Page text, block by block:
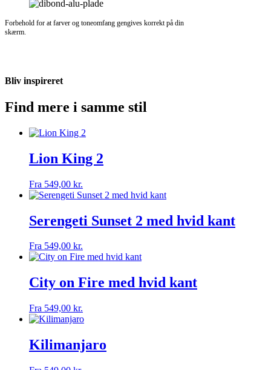
Forbehold for at farver og toneomfang gengives korrekt på din
skærm.
Bliv inspireret
Find mere i samme stil
Lion King 2
Fra 549,00 kr.
Serengeti Sunset 2 med hvid kant
Fra 549,00 kr.
City on Fire med hvid kant
Fra 549,00 kr.
Kilimanjaro